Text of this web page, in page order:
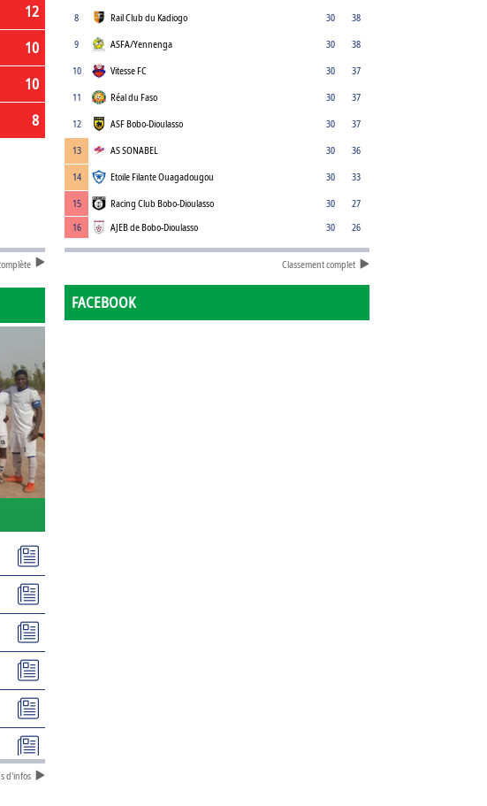
12
10
10
8
8
Rail Club du Kadiogo 30
38
9
ASFA/Yennenga 30
38
10
Vitesse FC 30
37
11
Réal du Faso 30
37
12
ASF Bobo-Dioulasso 30
37
13
AS SONABEL 30
36
14
Etoile Filante Ouagadougou 30
33
15
Racing Club Bobo-Dioulasso 30
27
16
AJEB de Bobo-Dioulasso 30 26
Classement complet
d'infos
FACEBOOK